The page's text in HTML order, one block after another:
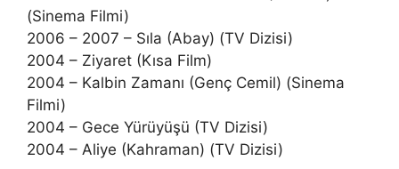
(Sinema Filmi)
2006 – 2007 – Sıla (Abay) (TV Dizisi)
2004 – Ziyaret (Kısa Film)
2004 – Kalbin Zamanı (Genç Cemil) (Sinema
Filmi)
2004 – Gece Yürüyüşü (TV Dizisi)
2004 – Aliye (Kahraman) (TV Dizisi)